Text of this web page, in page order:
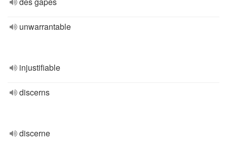
unwarrantable
injustifiable
discerns
discerne